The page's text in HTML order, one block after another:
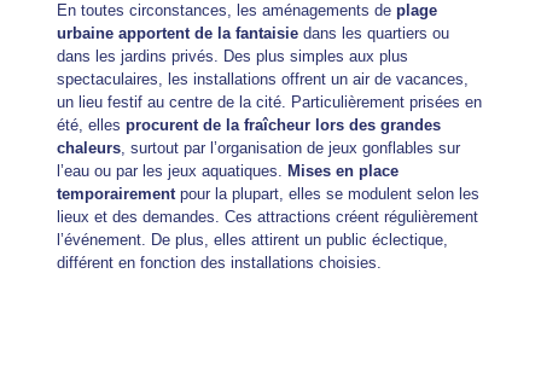
En toutes circonstances, les aménagements de plage
urbaine apportent de la fantaisiedans les quartiers ou
dans les jardins privés. Des plus simples aux plus
spectaculaires, les installations offrent un air de vacances,
un lieu festif au centre de la cité. Particulièrement prisées en
été, elles procurent de la fraîcheur lors des grandes
chaleurs, surtout par l’organisation de jeux gonflables sur
l’eau ou par les jeux aquatiques. Mises en place
temporairementpour la plupart, elles se modulent selon les
lieux et des demandes. Ces attractions créent régulièrement
l’événement. De plus, elles attirent un public éclectique,
différent en fonction des installations choisies.